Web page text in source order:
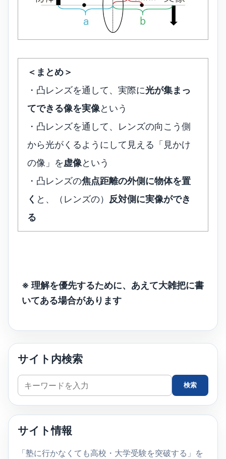
＜まとめ＞
・凸レンズを通して、実際に光が集まっ
てできる像を実像という
・凸レンズを通して、レンズの向こう側
から光がくるようにして見える「見かけ
の像」を虚像という
・凸レンズの焦点距離の外側に物体を置
く と、（レンズの） 反対側に実像ができ
る
※ 理解を優先するために、あえて大雑把に書
いてある場合があります
サイト内検索
サ
イ
ト
検
索
検索
サイト情報
「塾に行かなくても高校・大学受験を突破する」を